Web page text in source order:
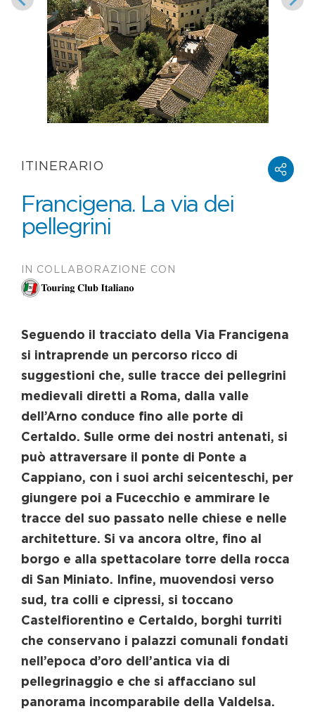
ITINERARIO
Francigena. La via dei
pellegrini
IN COLLABORAZIONE CON
Seguendo il tracciato della Via Francigena
si intraprende un percorso ricco di
suggestioni che, sulle tracce dei pellegrini
medievali diretti a Roma, dalla valle
dell’Arno conduce fino alle porte di
Certaldo. Sulle orme dei nostri antenati, si
può attraversare il ponte di Ponte a
Cappiano, con i suoi archi seicenteschi, per
giungere poi a Fucecchio e ammirare le
tracce del suo passato nelle chiese e nelle
architetture. Si va ancora oltre, fino al
borgo e alla spettacolare torre della rocca
di San Miniato. Infine, muovendosi verso
sud, tra colli e cipressi, si toccano
Castelfiorentino e Certaldo, borghi turriti
che conservano i palazzi comunali fondati
nell’epoca d’oro dell’antica via di
pellegrinaggio e che si affacciano sul
panorama incomparabile della Valdelsa.